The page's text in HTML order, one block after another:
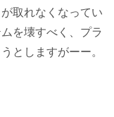
取れなくなってい
を壊すべく、プラ
としますがーー。